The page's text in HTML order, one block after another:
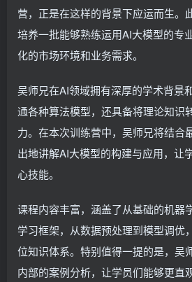
营，正是在这样的背景下应运而生。
培养一批能够熟练运用AI大模型的专
化的市场环境和业务需求。
吴师兄在AI领域拥有深厚的学术背景
通各种算法模型，还具备将理论知识
力。在本次训练营中，吴师兄将结合
出地讲解AI大模型的构建与应用，让
心技能。
课程内容丰富，涵盖了从基础的机器
学习框架，从数据预处理到模型调优
位知识体系。特别值得一提的是，吴
内部的案例分析，让学员们能够更直